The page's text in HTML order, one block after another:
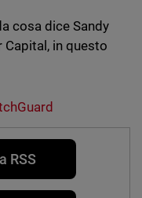
cosa dice Sandy
Capital, in questo
RSS